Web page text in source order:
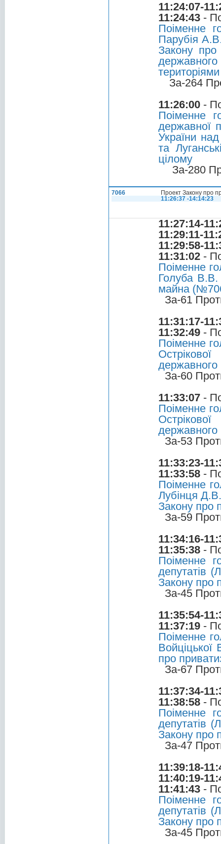
11:24:07-
11:24:43 -
Поіменне
Парубія
Закону про
державного
За-264
11:26:00 -
Поіменне
державної
України
та
цілому
За-280
7066
Проект Закону про
11:26:37 -14:14:23
11:27:14-
11:29:11-
11:29:58-
11:31:02 -
Поіменне
Голуба В.В.
майна
За-61
11:31:17-
11:32:49 -
Поіменне
За-60
11:33:07 -
Поіменне
За-53
11:33:23-
11:33:58 -
Поіменне
Лубінця
Закону про
За-59
11:34:16-
11:35:38 -
Поіменне
депутатів
Закону про
За-45
11:35:54-
11:37:19 -
Поіменне
про
За-67
11:37:34-
11:38:58 -
Поіменне
депутатів
Закону про
За-47
11:39:18-
11:40:19-
11:41:43 -
Поіменне
депутатів
Закону про
За-45